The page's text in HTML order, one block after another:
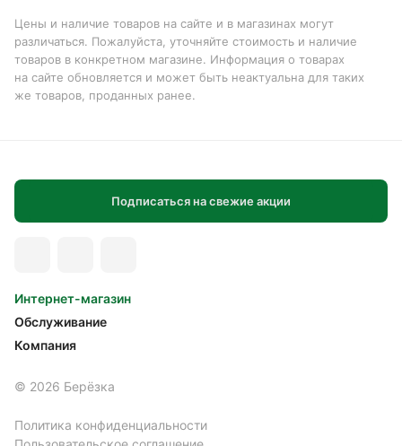
Цены и наличие товаров на сайте и в магазинах могут
различаться. Пожалуйста, уточняйте стоимость и наличие
товаров в конкретном магазине. Информация о товарах
на сайте обновляется и может быть неактуальна для таких
же товаров, проданных ранее.
Подписаться на свежие акции
Интернет-магазин
Обслуживание
Компания
© 2026 Берёзка
Политика конфиденциальности